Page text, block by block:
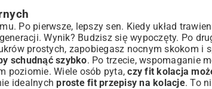
Po pierwsze, lepszy sen. Kiedy układ
Wynik? Budzisz się wypoczęty. Po
prostych, zapobiegasz nocnym skokom i
schudnąć szybko. Po trzecie, wspomaganie
poziomie. Wiele osób pyta,czy fit kolacja
idealnychproste fit przepisy na kolacje. To